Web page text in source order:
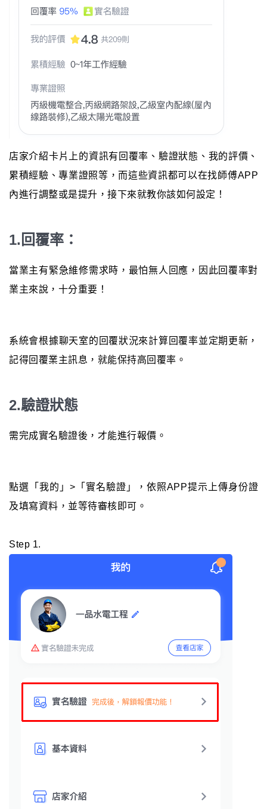
店家介紹卡片上的資訊有回覆率、驗證狀態、我的評價、
累積經驗、專業證照等，而這些資訊都可以在找師傅APP
內進行調整或是提升，接下來就教你該如何設定！
1.回覆率：
當業主有緊急維修需求時，最怕無人回應，因此回覆率對
業主來說，十分重要！
系統會根據聊天室的回覆狀況來計算回覆率並定期更新，
記得回覆業主訊息，就能保持高回覆率。
2.驗證狀態
需完成實名驗證後，才能進行報價。
點選「我的」>「實名驗證」，依照APP提示上傳身份證
及填寫資料，並等待審核即可。
Step 1.